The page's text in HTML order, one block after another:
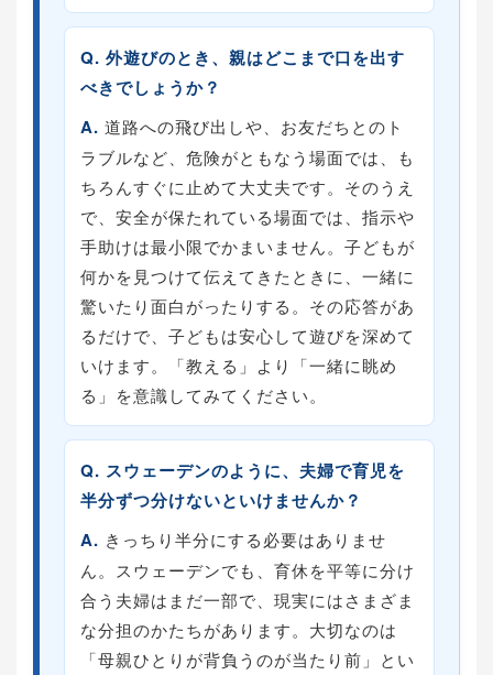
Q. 外遊びのとき、親はどこまで口を出す
べきでしょうか？
A. 道路への飛び出しや、お友だちとのト
ラブルなど、危険がともなう場面では、も
ちろんすぐに止めて大丈夫です。そのうえ
で、安全が保たれている場面では、指示や
手助けは最小限でかまいません。子どもが
何かを見つけて伝えてきたときに、一緒に
驚いたり面白がったりする。その応答があ
るだけで、子どもは安心して遊びを深めて
いけます。「教える」より「一緒に眺め
る」を意識してみてください。
Q. スウェーデンのように、夫婦で育児を
半分ずつ分けないといけませんか？
A. きっちり半分にする必要はありませ
ん。スウェーデンでも、育休を平等に分け
合う夫婦はまだ一部で、現実にはさまざま
な分担のかたちがあります。大切なのは
「母親ひとりが背負うのが当たり前」とい